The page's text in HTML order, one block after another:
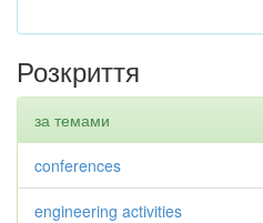
Розкриття
за темами
conferences
engineering activities